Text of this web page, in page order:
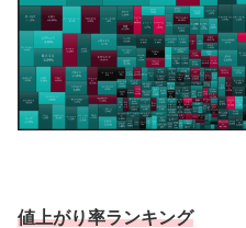
値上がり率ランキング